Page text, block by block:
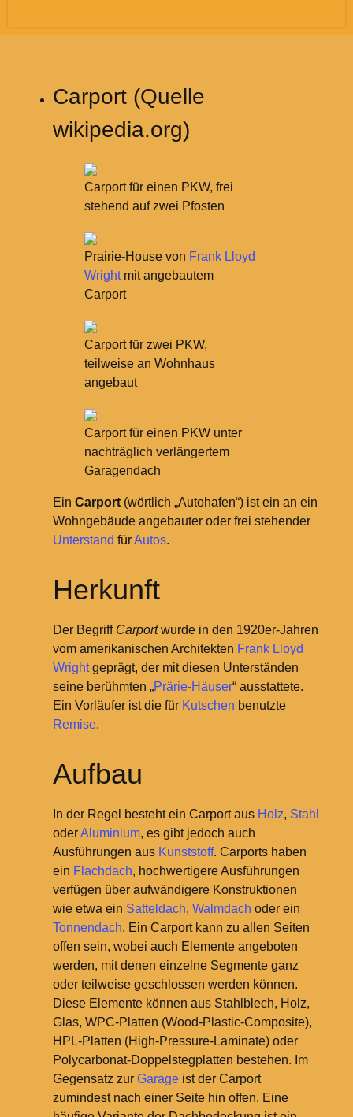
Carport (Quelle
wikipedia.org)
Carport für einen PKW, frei
stehend auf zwei Pfosten
Prairie-House von Frank Lloyd
Wrightmit angebautem
Carport
Carport für zwei PKW,
teilweise an Wohnhaus
angebaut
Carport für einen PKW unter
nachträglich verlängertem
Garagendach
Ein Carport(wörtlich „Autohafen“) ist ein an ein
Wohngebäude angebauter oder frei stehender
Unterstand fürAutos.
Herkunft
Der Begriff Carportwurde in den 1920er-Jahren
vom amerikanischen Architekten Frank Lloyd
Wrightgeprägt, der mit diesen Unterständen
seine berühmten „Prärie-Häuser“ ausstattete.
Ein Vorläufer ist die für Kutschen benutzte
Remise.
Aufbau
In der Regel besteht ein Carport aus Holz, Stahl
oderAluminium, es gibt jedoch auch
Ausführungen aus Kunststoff. Carports haben
ein Flachdach, hochwertigere Ausführungen
verfügen über aufwändigere Konstruktionen
wie etwa ein Satteldach, Walmdach oder ein
Tonnendach. Ein Carport kann zu allen Seiten
offen sein, wobei auch Elemente angeboten
werden, mit denen einzelne Segmente ganz
oder teilweise geschlossen werden können.
Diese Elemente können aus Stahlblech, Holz,
Glas, WPC-Platten (Wood-Plastic-Composite),
HPL-Platten (High-Pressure-Laminate) oder
Polycarbonat-Doppelstegplatten bestehen. Im
Gegensatz zur Garageist der Carport
zumindest nach einer Seite hin offen. Eine